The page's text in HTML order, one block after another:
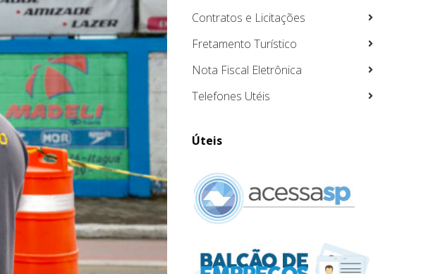
Contratos e Licitações
Fretamento Turístico
Nota Fiscal Eletrônica
Telefones Utéis
Úteis